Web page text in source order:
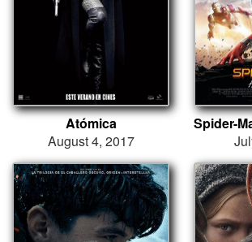
Atómica
August 4, 2017